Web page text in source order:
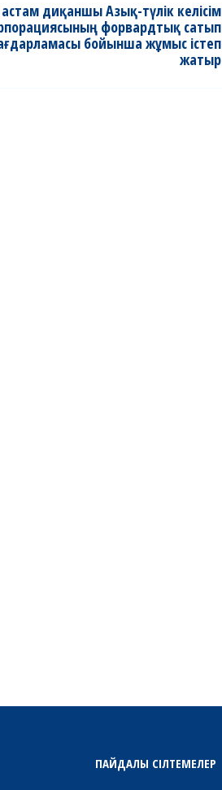
диқаншы Азық-түлік келісім
форвардтық сатып
бойынша жұмыс істеп
жатыр
ПАЙДАЛЫ СІЛТЕМЕЛЕР